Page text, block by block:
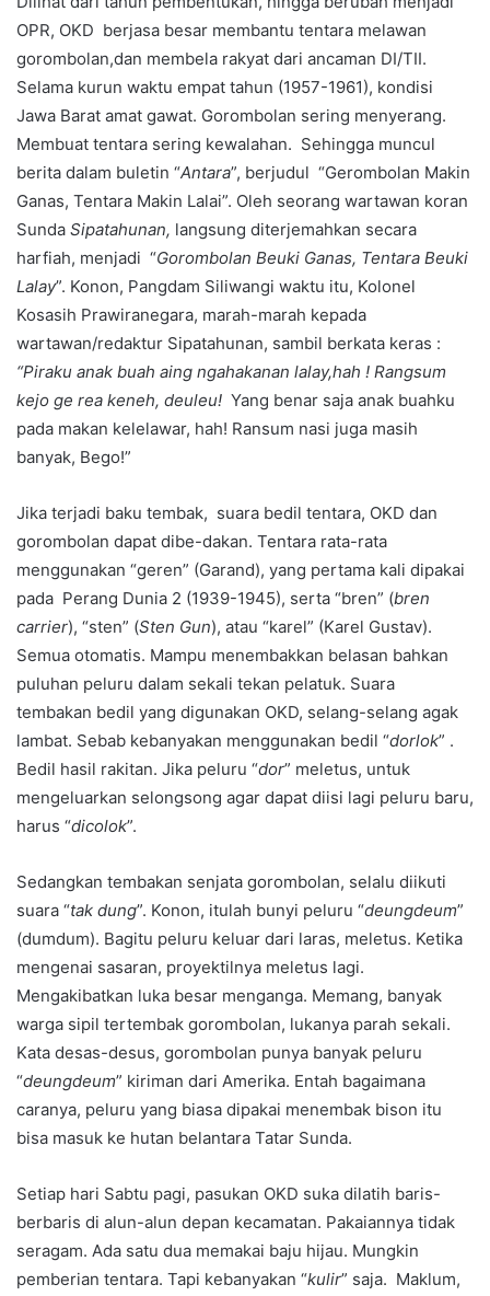
OPR, OKD berjasa besar membantu tentara melawan
gorombolan,dan membela rakyat dari ancaman DI/TII.
Selama kurun waktu empat tahun (1957-1961), kondisi
Jawa Barat amat gawat. Gorombolan sering menyerang.
Membuat tentara sering kewalahan. Sehingga muncul
berita dalam buletin “Antara”, berjudul “Gerombolan Makin
Ganas, Tentara Makin Lalai”. Oleh seorang wartawan koran
Sunda Sipatahunan, langsung diterjemahkan secara
harfiah, menjadi “Gorombolan Beuki Ganas, Tentara Beuki
Lalay”. Konon, Pangdam Siliwangi waktu itu, Kolonel
Kosasih Prawiranegara, marah-marah kepada
wartawan/redaktur Sipatahunan, sambil berkata keras :
“Piraku anak buah aing ngahakanan lalay,hah ! Rangsum
kejo ge rea keneh, deuleu! Yang benar saja anak buahku
pada makan kelelawar, hah! Ransum nasi juga masih
banyak, Bego!”
Jika terjadi baku tembak, suara bedil tentara, OKD dan
gorombolan dapat dibe-dakan. Tentara rata-rata
menggunakan “geren” (Garand), yang pertama kali dipakai
pada Perang Dunia 2 (1939-1945), serta “bren” (bren
carrier), “sten” (Sten Gun), atau “karel” (Karel Gustav).
Semua otomatis. Mampu menembakkan belasan bahkan
puluhan peluru dalam sekali tekan pelatuk. Suara
tembakan bedil yang digunakan OKD, selang-selang agak
lambat. Sebab kebanyakan menggunakan bedil “dorlok” .
Bedil hasil rakitan. Jika peluru “dor” meletus, untuk
mengeluarkan selongsong agar dapat diisi lagi peluru baru,
harus “dicolok”.
Sedangkan tembakan senjata gorombolan, selalu diikuti
suara “tak dung”. Konon, itulah bunyi peluru “deungdeum”
(dumdum). Bagitu peluru keluar dari laras, meletus. Ketika
mengenai sasaran, proyektilnya meletus lagi.
Mengakibatkan luka besar menganga. Memang, banyak
warga sipil tertembak gorombolan, lukanya parah sekali.
Kata desas-desus, gorombolan punya banyak peluru
“deungdeum” kiriman dari Amerika. Entah bagaimana
caranya, peluru yang biasa dipakai menembak bison itu
bisa masuk ke hutan belantara Tatar Sunda.
Setiap hari Sabtu pagi, pasukan OKD suka dilatih baris-
berbaris di alun-alun depan kecamatan. Pakaiannya tidak
seragam. Ada satu dua memakai baju hijau. Mungkin
pemberian tentara. Tapi kebanyakan “kulir” saja. Maklum,